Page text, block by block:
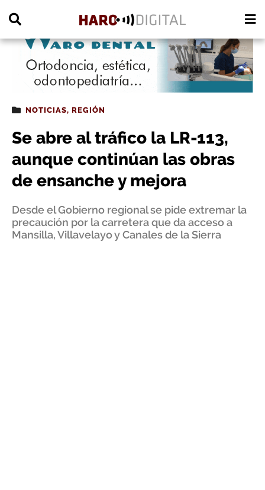
NOTICIAS, REGIÓN
Se abre al tráfico la LR-113,
aunque continúan las obras
de ensanche y mejora
Desde el Gobierno regional se pide extremar la
precaución por la carretera que da acceso a
Mansilla, Villavelayo y Canales de la Sierra